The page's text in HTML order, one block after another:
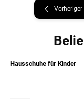
Vorheriger
Hausschuhe für Kinder